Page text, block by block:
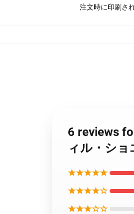
注文時に印刷さ
6 reviews
ィル・ショ
★★★★★
★★★★☆
★★★☆☆